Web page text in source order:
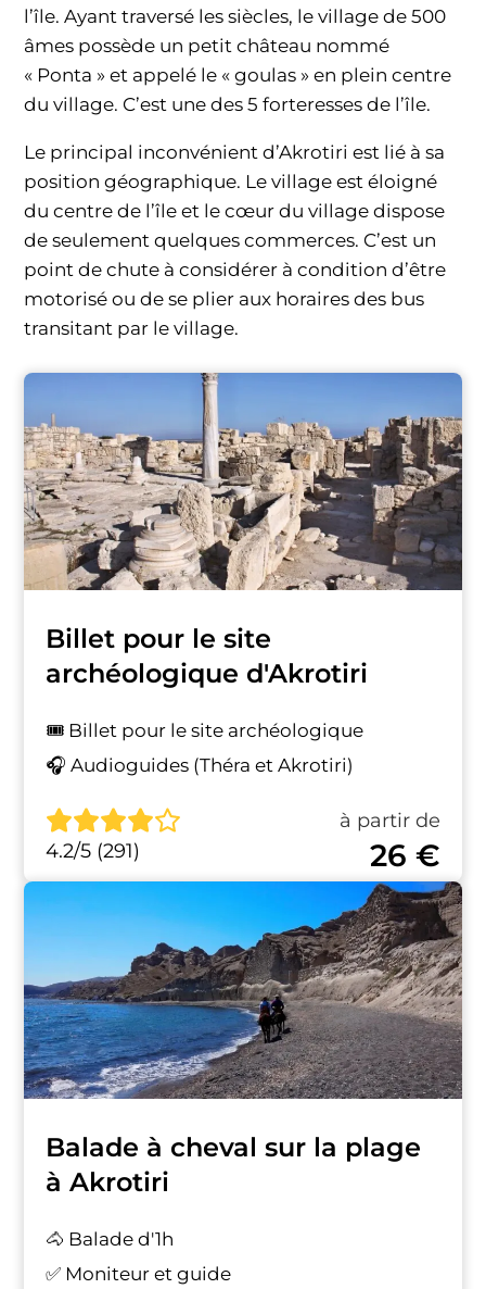
l’île. Ayant traversé les siècles, le village de 500
âmes possède un petit château nommé
« Ponta » et appelé le « goulas » en plein centre
du village. C’est une des 5 forteresses de l’île.
Le principal inconvénient d’Akrotiri est lié à sa
position géographique. Le village est éloigné
du centre de l’île et le cœur du village dispose
de seulement quelques commerces. C’est un
point de chute à considérer à condition d’être
motorisé ou de se plier aux horaires des bus
transitant par le village.
Billet pour le site
archéologique d'Akrotiri
🎟️ Billet pour le site archéologique
🎧 Audioguides (Théra et Akrotiri)
4.2/5 (291)
à partir de
26 €
Balade à cheval sur la plage
à Akrotiri
🐴 Balade d'1h
✅ Moniteur et guide